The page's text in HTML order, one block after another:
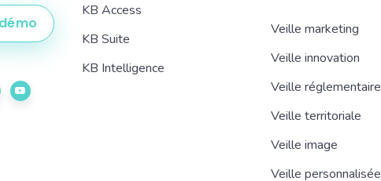
KB Access
KB Suite
KB Intelligence
Veille marketing
Veille innovation
Veille réglementaire
Veille territoriale
Veille image
Veille personnalisée